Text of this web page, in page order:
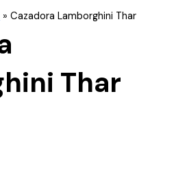
» Cazadora Lamborghini Thar
Thar